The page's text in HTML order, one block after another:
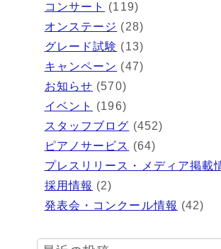
コンサート
(119)
オンステージ (28)
グレード試験 (13)
キャンペーン (47)
お知らせ (570)
イベント
(196)
スタッフブログ (452)
ピアノサービス (64)
プレスリリース・メディア掲載
採用情報 (2)
発表会・コンクール情報 (42)